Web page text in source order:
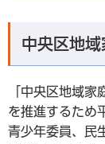
中央区地
「中央区地域
を推進するため
青少年委員、民